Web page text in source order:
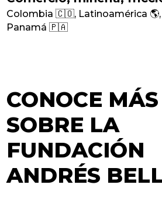
Colombia 🇨🇴, Latinoamérica 🌎,
Panamá 🇵🇦
CONOCE MÁS
SOBRE LA
FUNDACIÓN
ANDRÉS